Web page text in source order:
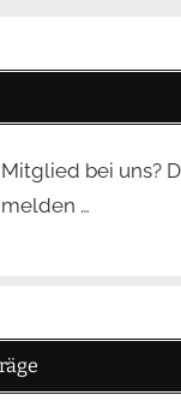
bei uns?
…